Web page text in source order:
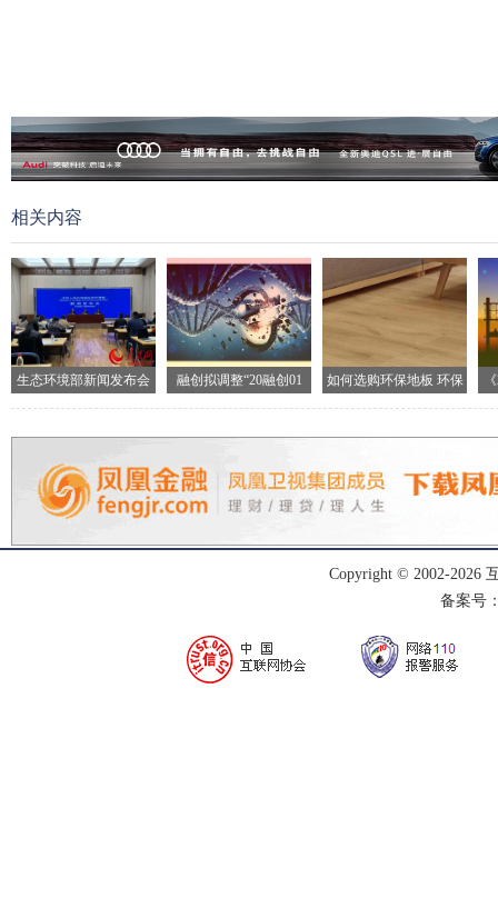
相关内容
生态环境部新闻发布会
现场
融创拟调整“20融创01
如何选购环保地板 环保
地
Copyright © 2002-2026
备案号